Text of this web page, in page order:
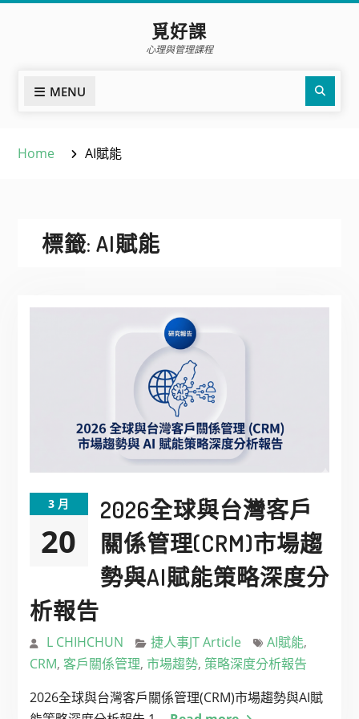
覓好課
心理與管理課程
MENU
Home AI賦能
標籤: AI賦能
3 月
20
2026全球與台灣客戶
關係管理(CRM)市場趨
勢與AI賦能策略深度分
析報告
L CHIHCHUN 捷人事JT Article AI賦能,
CRM, 客戶關係管理, 市場趨勢, 策略深度分析報告
2026全球與台灣客戶關係管理(CRM)市場趨勢與AI賦